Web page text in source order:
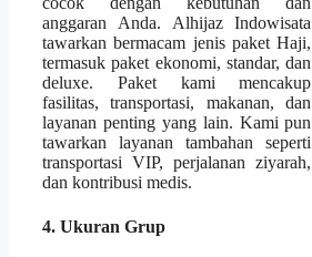
anggaran Anda. Alhijaz Indowisata
tawarkan bermacam jenis paket Haji,
termasuk paket ekonomi, standar, dan
deluxe. Paket kami mencakup
fasilitas, transportasi, makanan, dan
layanan penting yang lain. Kami pun
tawarkan layanan tambahan seperti
transportasi VIP, perjalanan ziyarah,
dan kontribusi medis.
4. Ukuran Grup